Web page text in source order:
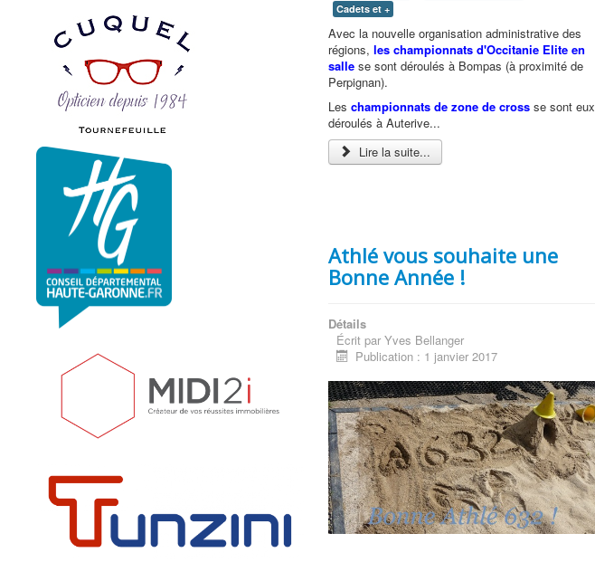
Cadets et +
Avec la nouvelle organisation administrative des
régions, les championnats d'Occitanie Elite en
sallese sont déroulés à Bompas (à proximité de
Perpignan).
Les championnats de zone de crossse sont eux
déroulés à Auterive...
Lire la suite...
Athlé vous souhaite une
Bonne Année !
Détails
Écrit par Yves Bellanger
Publication : 1 janvier 2017